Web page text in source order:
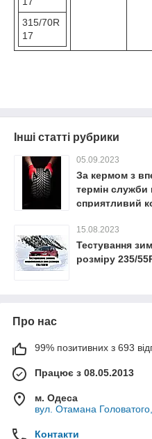
315/70R
17
Інші статті рубрики
05.09.2023
За кермом з
термін служби
сприятливий
15.08.2023
Тестування
розміру 235/
Про нас
99% позитивних з 693
Працює з 08.05.2013
м. Одеса
вул. Отамана
Контакти